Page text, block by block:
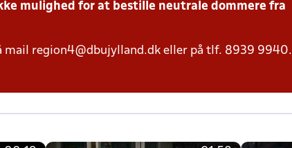
mulighed for at bestille neutrale dommere fra
mail region4@dbujylland.dk eller på tlf. 8939 9940.